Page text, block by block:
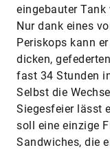
eingebauter
Nur dank eines
Periskops kann
dicken,
fast 34 Stunden
Selbst die
Siegesfeier lässt
soll eine einzige
Sandwiches, die